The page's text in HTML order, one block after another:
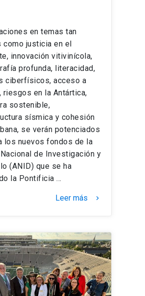
en temas tan
como justicia en el
innovación vitivinícola,
profunda, literacidad,
ciberfísicos, acceso a
riesgos en la Antártica,
sostenible,
sísmica y cohesión
se verán potenciados
los nuevos fondos de la
de Investigación y
(ANID) que se ha
la Pontificia …
Leer más keyboard_arrow_right